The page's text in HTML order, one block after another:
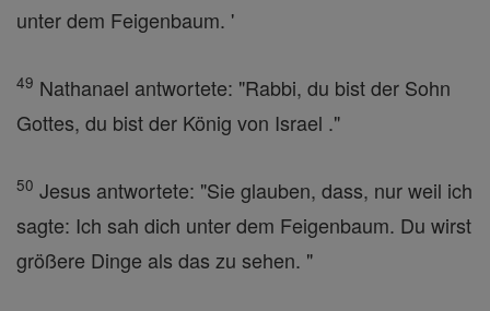
unter dem Feigenbaum. '
49 Nathanael antwortete: "Rabbi, du bist der Sohn
Gottes, du bist der König von Israel ."
50 Jesus antwortete: "Sie glauben, dass, nur weil ich
sagte: Ich sah dich unter dem Feigenbaum. Du wirst
größere Dinge als das zu sehen. "